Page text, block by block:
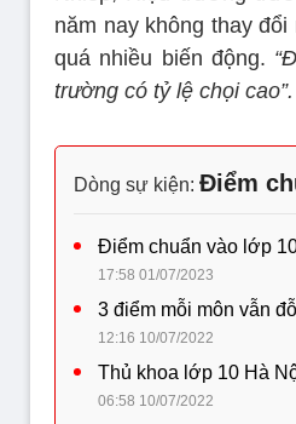
năm nay không thay
quá nhiều biến động.
trường có tỷ lệ chọi cao”.
Dòng sự kiện: Điểm
Điểm chuẩn vào lớp
17:58 01/07/2023
3 điểm mỗi môn vẫn
12:16 10/07/2022
Thủ khoa lớp 10 Hà
06:58 10/07/2022